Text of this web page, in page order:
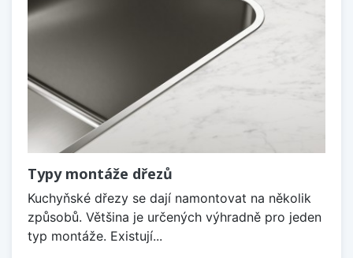
Typy montáže dřezů
Kuchyňské dřezy se dají namontovat na několik
způsobů. Většina je určených výhradně pro jeden
typ montáže. Existují...